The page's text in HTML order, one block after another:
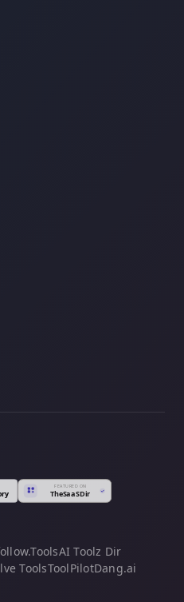
AI Toolz Dir
ToolsToolPilotDang.ai